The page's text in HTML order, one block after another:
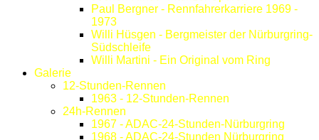
Paul Bergner - Rennfahrerkarriere 1969 -
1973
Willi Hüsgen - Bergmeister der Nürburgring-
Südschleife
Willi Martini - Ein Original vom Ring
Galerie
12-Stunden-Rennen
1963 - 12-Stunden-Rennen
24h-Rennen
1967 - ADAC-24-Stunden-Nürburgring
1968 - ADAC-24-Stunden Nürburgring